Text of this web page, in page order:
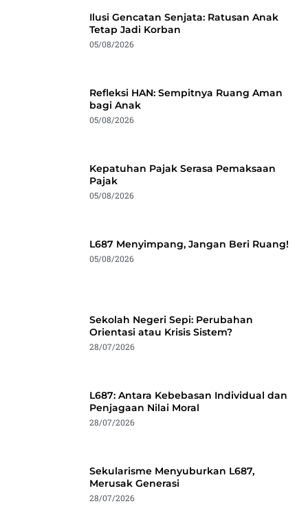
Ilusi Gencatan Senjata: Ratusan Anak
Tetap Jadi Korban
05/08/2026
Refleksi HAN: Sempitnya Ruang Aman
bagi Anak
05/08/2026
Kepatuhan Pajak Serasa Pemaksaan
Pajak
05/08/2026
L687 Menyimpang, Jangan Beri Ruang!
05/08/2026
Sekolah Negeri Sepi: Perubahan
Orientasi atau Krisis Sistem?
28/07/2026
L687: Antara Kebebasan Individual dan
Penjagaan Nilai Moral
28/07/2026
Sekularisme Menyuburkan L687,
Merusak Generasi
28/07/2026